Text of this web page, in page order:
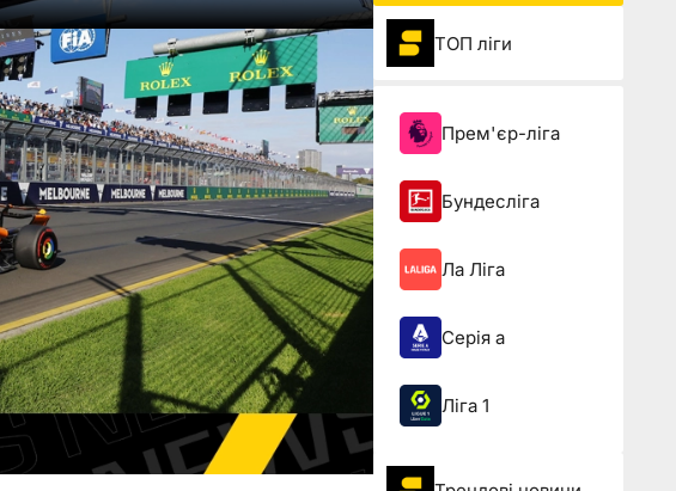
ТОП ліги
Прем'єр-ліга
Бундесліга
Ла Ліга
Серія а
Ліга 1